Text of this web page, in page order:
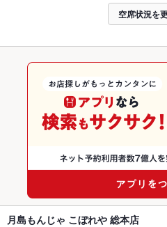
空席状況を
月島もんじゃ こぼれや 総本店